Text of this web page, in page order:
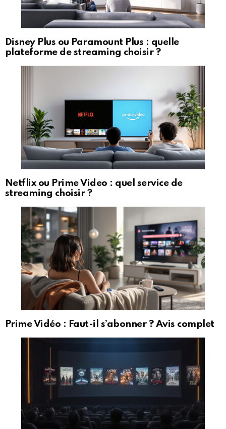
Disney Plus ou Paramount Plus : quelle
plateforme de streaming choisir ?
Netflix ou Prime Video : quel service de
streaming choisir ?
Prime Vidéo : Faut-il s’abonner ? Avis complet